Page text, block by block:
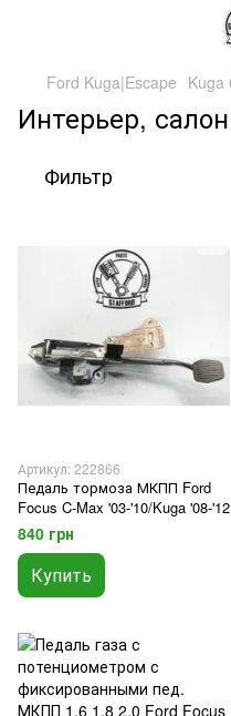
Ford Kuga|Escape Kuga
Интерьер, салон
Фильтр
Артикул: 222866
Педаль тормоза МКПП Ford
Focus C-Max '03-'10/Kuga '08-'12
840 грн
Купить